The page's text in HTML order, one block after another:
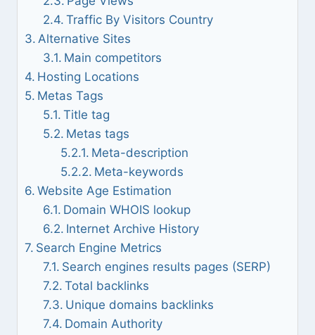
Traffic By Visitors Country
Alternative Sites
Main competitors
Hosting Locations
Metas Tags
Title tag
Metas tags
Meta-description
Meta-keywords
Website Age Estimation
Domain WHOIS lookup
Internet Archive History
Search Engine Metrics
Search engines results pages (SERP)
Total backlinks
Unique domains backlinks
Domain Authority